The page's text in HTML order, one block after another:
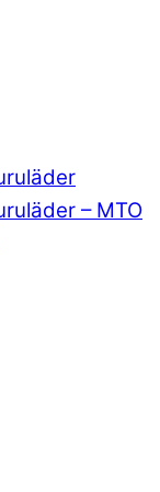
– MTO